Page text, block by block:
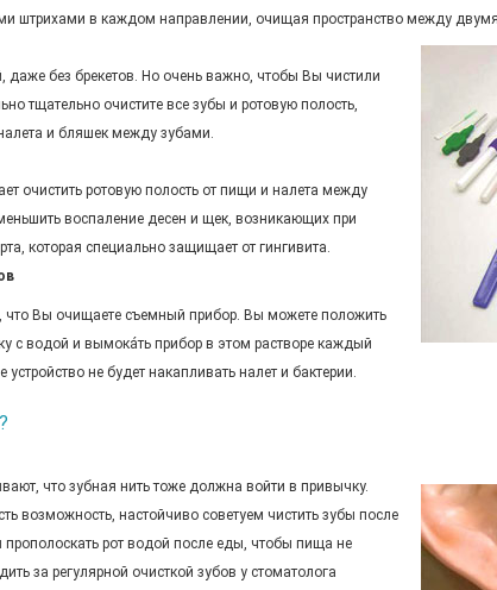
штрихами в каждом направлении, очищая пространство между
без брекетов. Но очень важно, чтобы Вы чистили
тщательно очистите все зубы и ротовую полость,
и бляшек между зубами.
очистить ротовую полость от пищи и налета между
воспаление десен и щек, возникающих при
которая специально защищает от гингивита.
что Вы очищаете съемный прибор. Вы можете положить
с водой и вымокáть прибор в этом растворе каждый
не будет накапливать налет и бактерии.
что зубная нить тоже должна войти в привычку.
возможность, настойчиво советуем чистить зубы после
рот водой после еды, чтобы пища не
за регулярной очисткой зубов у стоматолога